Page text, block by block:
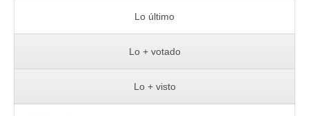
Lo último
Lo + votado
Lo + visto